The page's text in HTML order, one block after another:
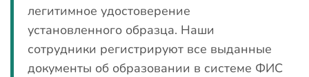
легитимное удостоверение
установленного образца. Наши
сотрудники регистрируют все выданные
документы об образовании в системе ФИС